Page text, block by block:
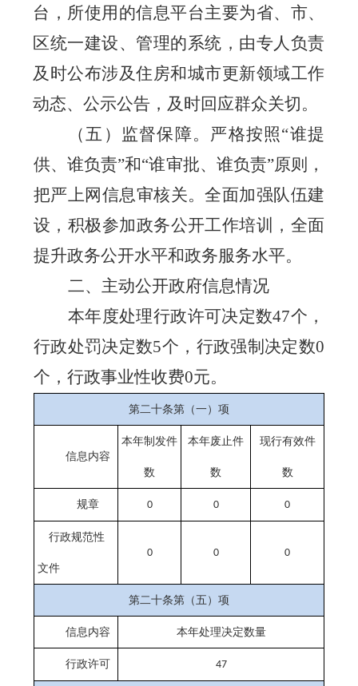
台 ，所使用的信息平台主要为省、市、
区统一建设、管理的系统，由专人负责
及时公布涉及住房和城市更新领域工作
动态、公示公告，及时回应群众关切。
（五）监督保障。 严格按照“谁提
供、谁负责”和“谁审批、谁负责”原则，
把严上网信息审核关。全面加强队伍建
设，积极参加政务公开工作培训，全面
提升政务公开水平和政务服务水平。
二、 主动公开政府信息情况
本年度处理行政许可决定数47个，
行政处罚决定数5个，行政强制决定数0
个，行政事业性收费0元。
第二十条第（一）项
信息内容
本年制发件
数
本年废止件
数
现行有效件
数
规章 0 0 0
行政规范性
文件
0 0 0
第二十条第（五）项
信息内容 本年处理决定数量
行政许可 47